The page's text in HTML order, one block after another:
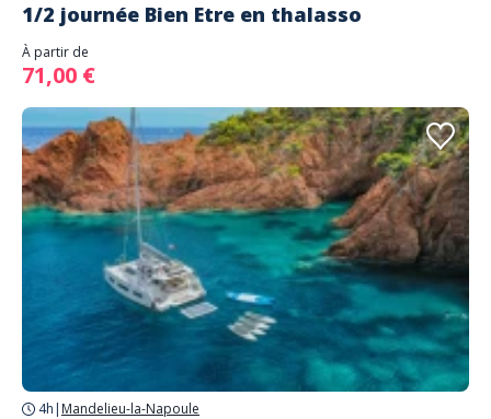
1/2 journée Bien Etre en thalasso
À partir de
71,00 €
4h | Mandelieu-la-Napoule